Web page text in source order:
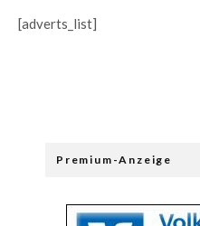
[adverts_list]
Premium-Anzeige